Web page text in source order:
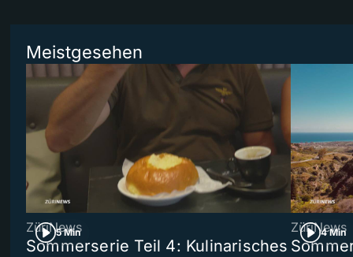
Meistgesehen
5 Min
ZüriNews
Sommerserie Teil 4: Kulinarisches
4 Min
ZüriNews